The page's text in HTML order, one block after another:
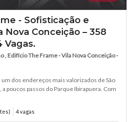
- Sofisticação e
Nova Conceição – 358
Vagas.
, Edifício The Frame - Vila Nova Conceição -
dos endereços mais valorizados de São
a poucos passos do Parque Ibirapuera. Com
4 vagas